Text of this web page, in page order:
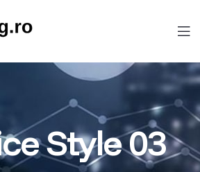
Style 03